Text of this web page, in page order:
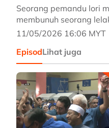
Seorang pemandu lori
membunuh seorang
11/05/2026 16:06 MYT
EpisodLihat juga